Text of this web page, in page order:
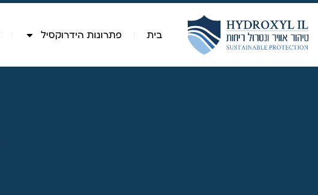
בית פתרונות הידרוקסיל